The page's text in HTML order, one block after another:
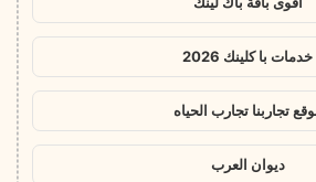
خدمات با كلينك 2026
تجاربنا تجارب الحياه
ديوان العرب